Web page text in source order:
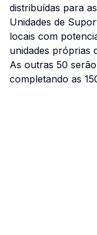
distribuídas para
Unidades de
locais com
unidades próprias
As outras 50
completando as